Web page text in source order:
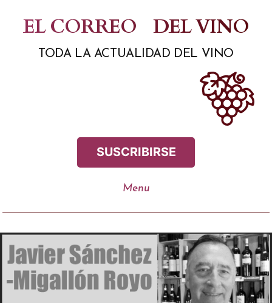
contenido
EL CORREO DEL VINO
TODA LA ACTUALIDAD DEL VINO
SUSCRIBIRSE